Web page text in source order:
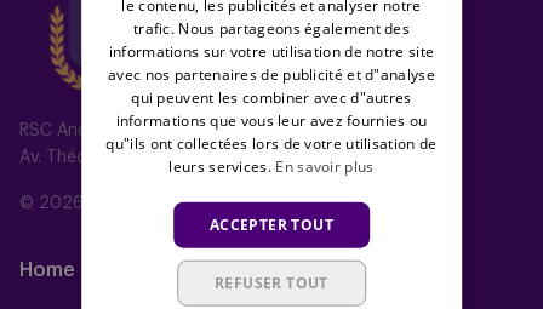
RSC Anderlecht
Av. Théo Verbeeck 2, 1070 Anderlecht, Belgium
© 2026 RSC Anderlecht
Home
le contenu, les publicités et analyser notre
trafic. Nous partageons également des
informations sur votre utilisation de notre site
avec nos partenaires de publicité et d"analyse
qui peuvent les combiner avec d"autres
informations que vous leur avez fournies ou
qu"ils ont collectées lors de votre utilisation de
leurs services. En savoir plus
ACCEPTER TOUT
REFUSER TOUT